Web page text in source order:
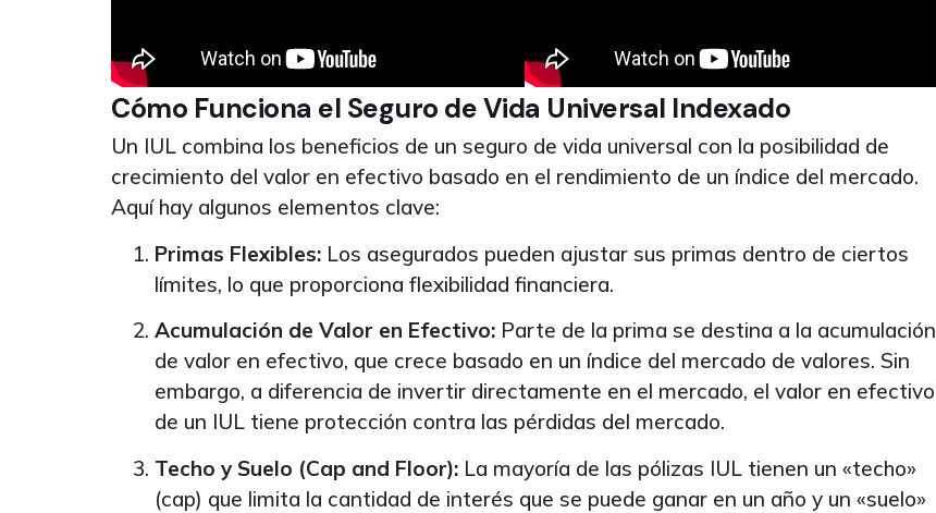
Cómo Funciona el Seguro de Vida Universal Indexado
Un IUL combina los beneficios de un seguro de vida universal con la posibilidad de
crecimiento del valor en efectivo basado en el rendimiento de un índice del mercado.
Aquí hay algunos elementos clave:
Primas Flexibles: Los asegurados pueden ajustar sus primas dentro de ciertos
límites, lo que proporciona flexibilidad financiera.
Acumulación de Valor en Efectivo: Parte de la prima se destina a la acumulación
de valor en efectivo, que crece basado en un índice del mercado de valores. Sin
embargo, a diferencia de invertir directamente en el mercado, el valor en efectivo
de un IUL tiene protección contra las pérdidas del mercado.
Techo y Suelo (Cap and Floor): La mayoría de las pólizas IUL tienen un «techo»
(cap) que limita la cantidad de interés que se puede ganar en un año y un «suelo»